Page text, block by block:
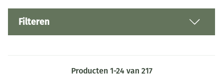
Filteren
Producten 1-24van 217